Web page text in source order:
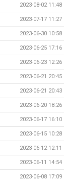
2023-08-02 11:48
2023-07-17 11:27
2023-06-30 10:58
2023-06-25 17:16
2023-06-23 12:26
2023-06-21 20:45
2023-06-21 20:43
2023-06-20 18:26
2023-06-17 16:10
2023-06-15 10:28
2023-06-12 12:11
2023-06-11 14:54
2023-06-08 17:09